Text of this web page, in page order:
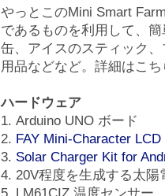
やっとこのMini Smart
であるものを利用して、
缶、アイスのスティック
用品などなど。詳細はこ
ハードウェア
1. Arduino UNO ボード
2. FAY Mini-Character LCD
3. Solar Charger Kit for
4. 20V程度を生成する太陽